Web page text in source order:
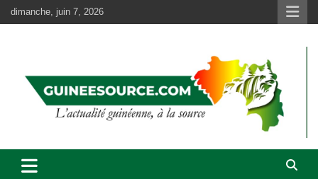
Aller
au
dimanche, juin 7, 2026